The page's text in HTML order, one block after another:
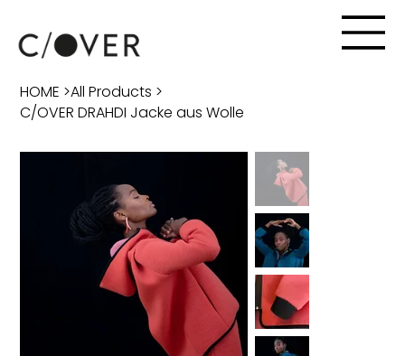
HOME >All Products >
C/OVER DRAHDI Jacke aus Wolle